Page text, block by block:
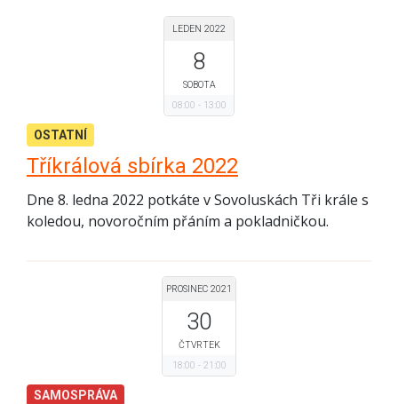
LEDEN 2022
8
SOBOTA
08:00
13:00
OSTATNÍ
Tříkrálová sbírka 2022
Dne 8. ledna 2022 potkáte v Sovoluskách Tři krále s
koledou, novoročním přáním a pokladničkou.
PROSINEC 2021
30
ČTVRTEK
18:00
21:00
SAMOSPRÁVA